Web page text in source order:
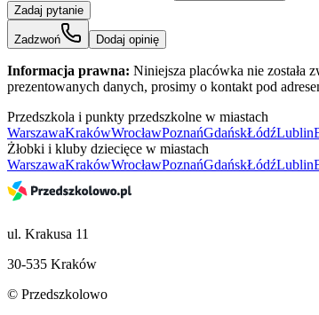
Zadaj pytanie
Zadzwoń Dodaj opinię
Informacja prawna: Niniejsza placówka nie została
prezentowanych danych, prosimy o kontakt pod
Przedszkola i punkty przedszkolne w miastach
WarszawaKrakówWrocławPoznańGdańskŁódźLublin
Żłobki i kluby dziecięce w miastach
WarszawaKrakówWrocławPoznańGdańskŁódźLublin
ul. Krakusa 11
30-535 Kraków
© Przedszkolowo